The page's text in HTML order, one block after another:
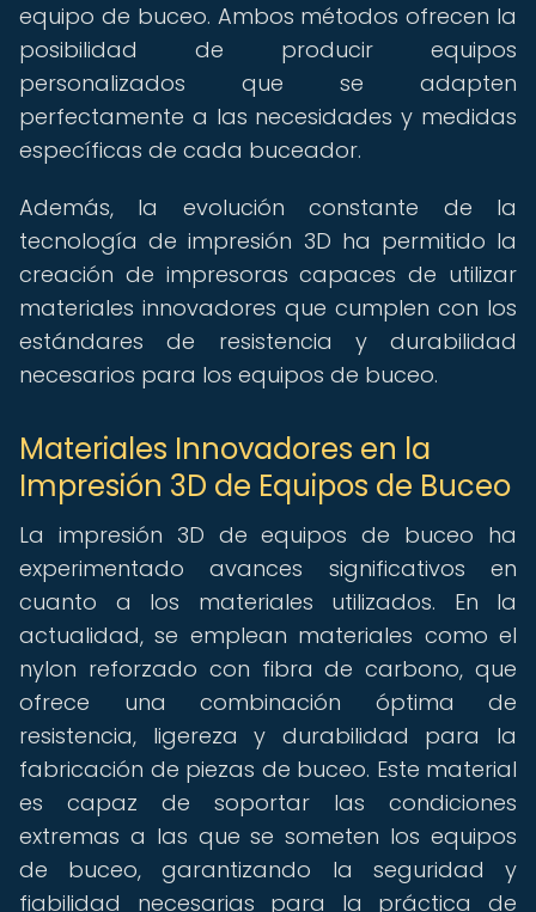
equipo de buceo. Ambos métodos ofrecen la
posibilidad de producir equipos
personalizados que se adapten
perfectamente a las necesidades y medidas
específicas de cada buceador.
Además, la evolución constante de la
tecnología de impresión 3D ha permitido la
creación de impresoras capaces de utilizar
materiales innovadores que cumplen con los
estándares de resistencia y durabilidad
necesarios para los equipos de buceo.
Materiales Innovadores en la
Impresión 3D de Equipos de Buceo
La impresión 3D de equipos de buceo ha
experimentado avances significativos en
cuanto a los materiales utilizados. En la
actualidad, se emplean materiales como el
nylon reforzado con fibra de carbono, que
ofrece una combinación óptima de
resistencia, ligereza y durabilidad para la
fabricación de piezas de buceo. Este material
es capaz de soportar las condiciones
extremas a las que se someten los equipos
de buceo, garantizando la seguridad y
fiabilidad necesarias para la práctica de